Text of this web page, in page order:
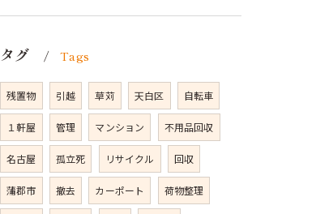
タグ Tags
残置物 引越 草苅 天白区 自転車
１軒屋 管理 マンション 不用品回収
名古屋 孤立死 リサイクル 回収
蒲郡市 撤去 カーポート 荷物整理